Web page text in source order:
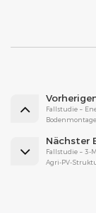
Fallstudie –
Nächster
Fallstudie – 3-
Agri-PV-